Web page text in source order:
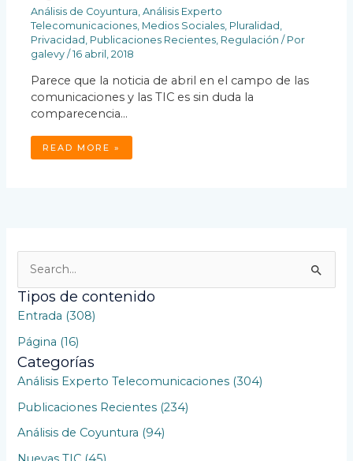
Análisis de Coyuntura ,Análisis Experto
Telecomunicaciones Medios Sociales Pluralidad
Privacidad Publicaciones Recientes Regulación / Por
galevy/16 abril, 2018
Parece que la noticia de abril en el campo de las
comunicaciones y las TIC es sin duda la
comparecencia…
READ MORE »
u
r
Tipos de contenido
Entrada (308)
Página (16)
Categorías
Análisis Experto Telecomunicaciones (304)
Publicaciones Recientes (234)
Análisis de Coyuntura (94)